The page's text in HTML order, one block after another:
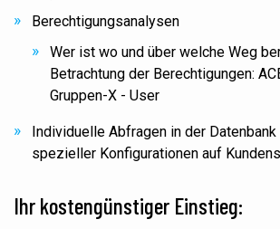
Berechtigungsanalysen
Wer ist wo und über welche Weg
Betrachtung der Berechtigungen:
Gruppen-X - User
Individuelle Abfragen in der Datenbank
spezieller Konfigurationen auf
Ihr kostengünstiger Einstieg: